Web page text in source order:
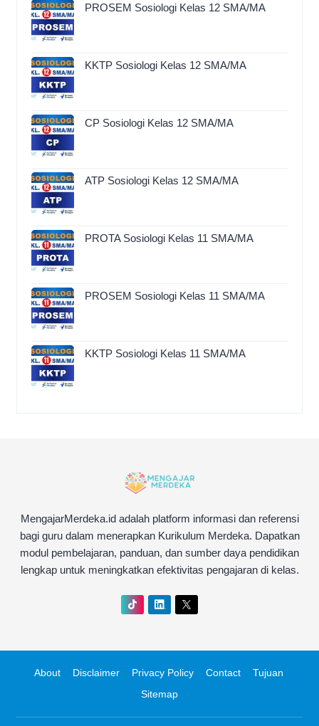
PROSEM Sosiologi Kelas 12 SMA/MA
KKTP Sosiologi Kelas 12 SMA/MA
CP Sosiologi Kelas 12 SMA/MA
ATP Sosiologi Kelas 12 SMA/MA
PROTA Sosiologi Kelas 11 SMA/MA
PROSEM Sosiologi Kelas 11 SMA/MA
KKTP Sosiologi Kelas 11 SMA/MA
MengajarMerdeka.id adalah platform informasi dan referensi
bagi guru dalam menerapkan Kurikulum Merdeka. Dapatkan
modul pembelajaran, panduan, dan sumber daya pendidikan
lengkap untuk meningkatkan efektivitas pengajaran di kelas.
About Disclaimer Privacy Policy Contact
Tujuan
Sitemap